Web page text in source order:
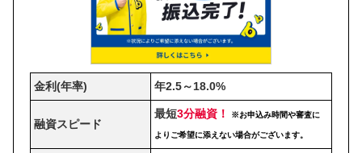
金利(年率) 年2.5～18.0%
融資スピード
最短3分融資！ ※お申込み時間や審査に
よりご希望に添えない場合がございます。